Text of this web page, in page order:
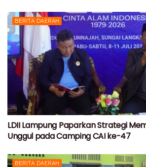
BERITA DAERAH
LDII Lampung Paparkan Strategi
Unggul pada Camping CAI ke-47
BERITA DAERAH